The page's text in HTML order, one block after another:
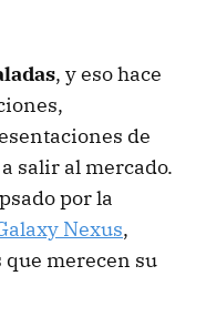
, y eso hace
de
salir al mercado.
por la
Nexus,
merecen su